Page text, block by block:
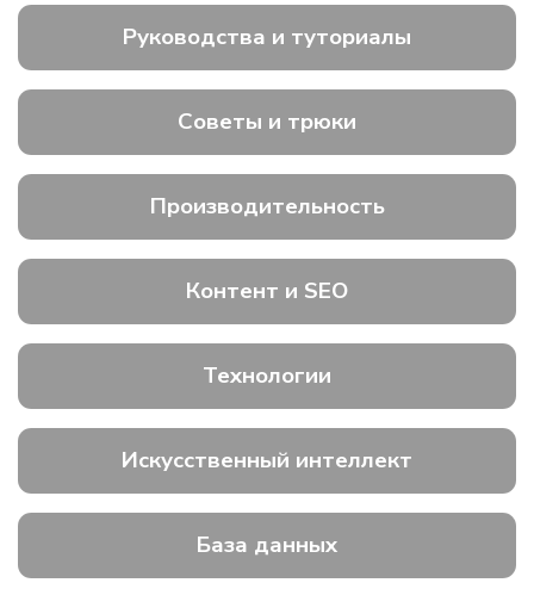
Руководства и туториалы
Советы и трюки
Производительность
Контент и SEO
Технологии
Искусственный интеллект
База данных